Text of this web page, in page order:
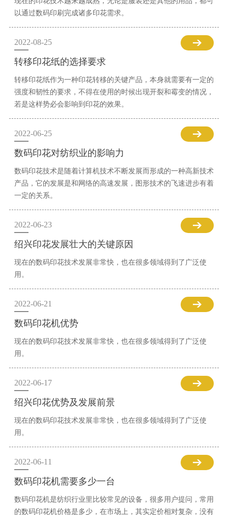
以通过数码印刷完成诸多印花需求。
2022-08-25
转移印花纸的选择要求
转移印花纸作为一种印花转移的关键产品，本身就需要有一定的
强度和韧性的要求，不得在使用的时候出现开裂和霉变的情况，
若是这样势必会影响到印花的效果。
2022-06-25
数码印花对纺织业的影响力
数码印花技术是随着计算机技术不断发展而形成的一种高新技术
产品，它的发展是和网络的高速发展，图形技术的飞速进步有着
一定的关系。
2022-06-23
绍兴印花发展壮大的关键原因
现在的数码印花技术发展非常快，也在很多领域得到了广泛使
用。
2022-06-21
数码印花机优势
现在的数码印花技术发展非常快，也在很多领域得到了广泛使
用。
2022-06-17
绍兴印花优势及发展前景
现在的数码印花技术发展非常快，也在很多领域得到了广泛使
用。
2022-06-11
数码印花机需要多少一台
数码印花机是纺织行业里比较常见的设备，很多用户提问，常用
的数码印花机价格是多少，在市场上，其实定价相对复杂，没有